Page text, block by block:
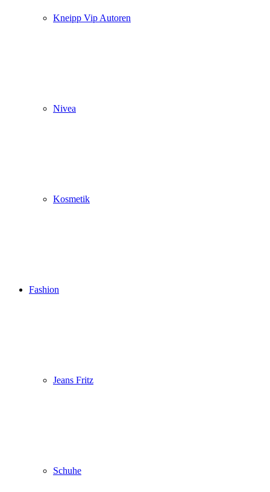
Kneipp Vip Autoren
Nivea
Kosmetik
Fashion
Jeans Fritz
Schuhe